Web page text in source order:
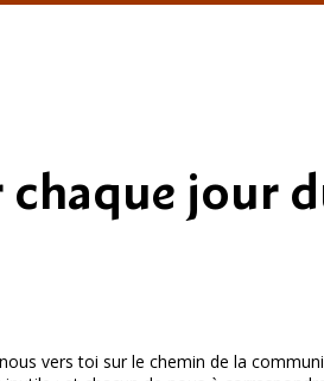
chaque jour
vers toi sur le chemin de la